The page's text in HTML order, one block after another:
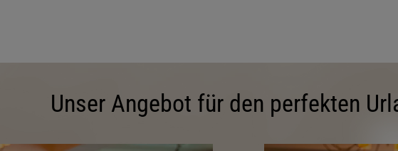
Unser Angebot für den perfekten